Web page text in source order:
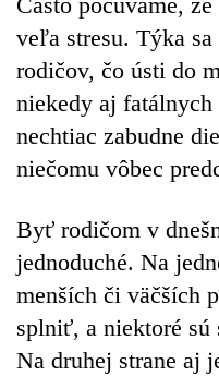
veľa stresu. Týka
rodičov, čo ústi do
niekedy aj
nechtiac zabudne
niečomu vôbec
Byť rodičom v
jednoduché. Na
menších či väčších
splniť, a niektoré sú
Na druhej strane aj